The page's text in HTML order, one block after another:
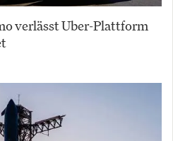
verlässt Uber-Plattform